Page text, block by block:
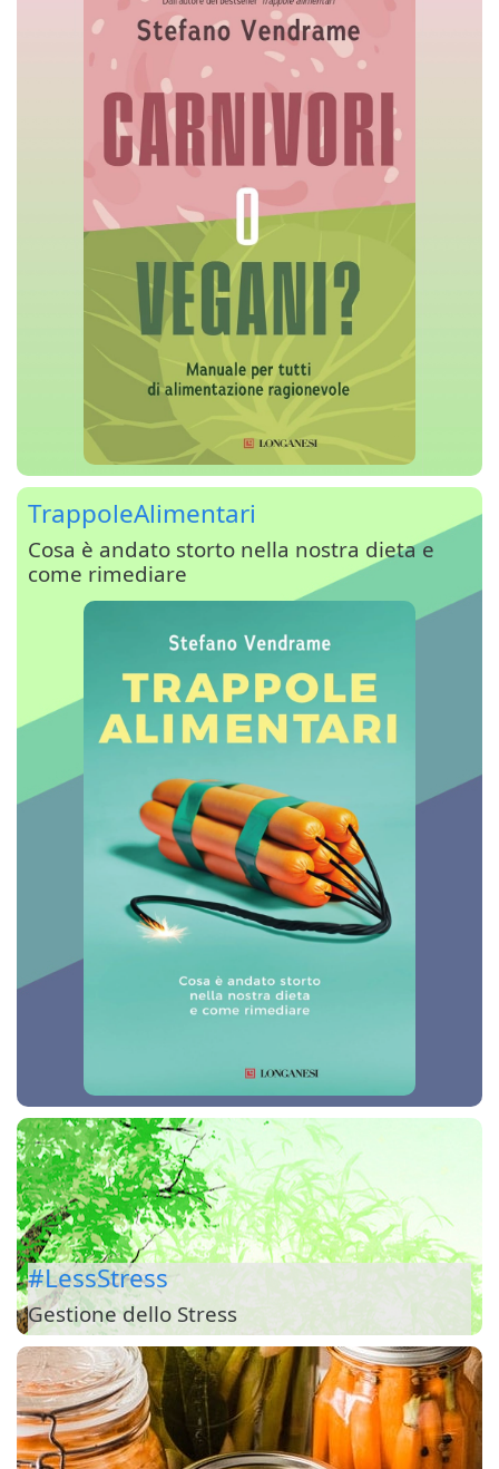
TrappoleAlimentari
Cosa è andato storto nella nostra dieta e
come rimediare
#LessStress
Gestione dello Stress